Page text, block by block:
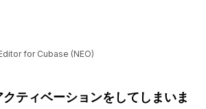
for Cubase (NEO)
クティベーションをしてしまいま